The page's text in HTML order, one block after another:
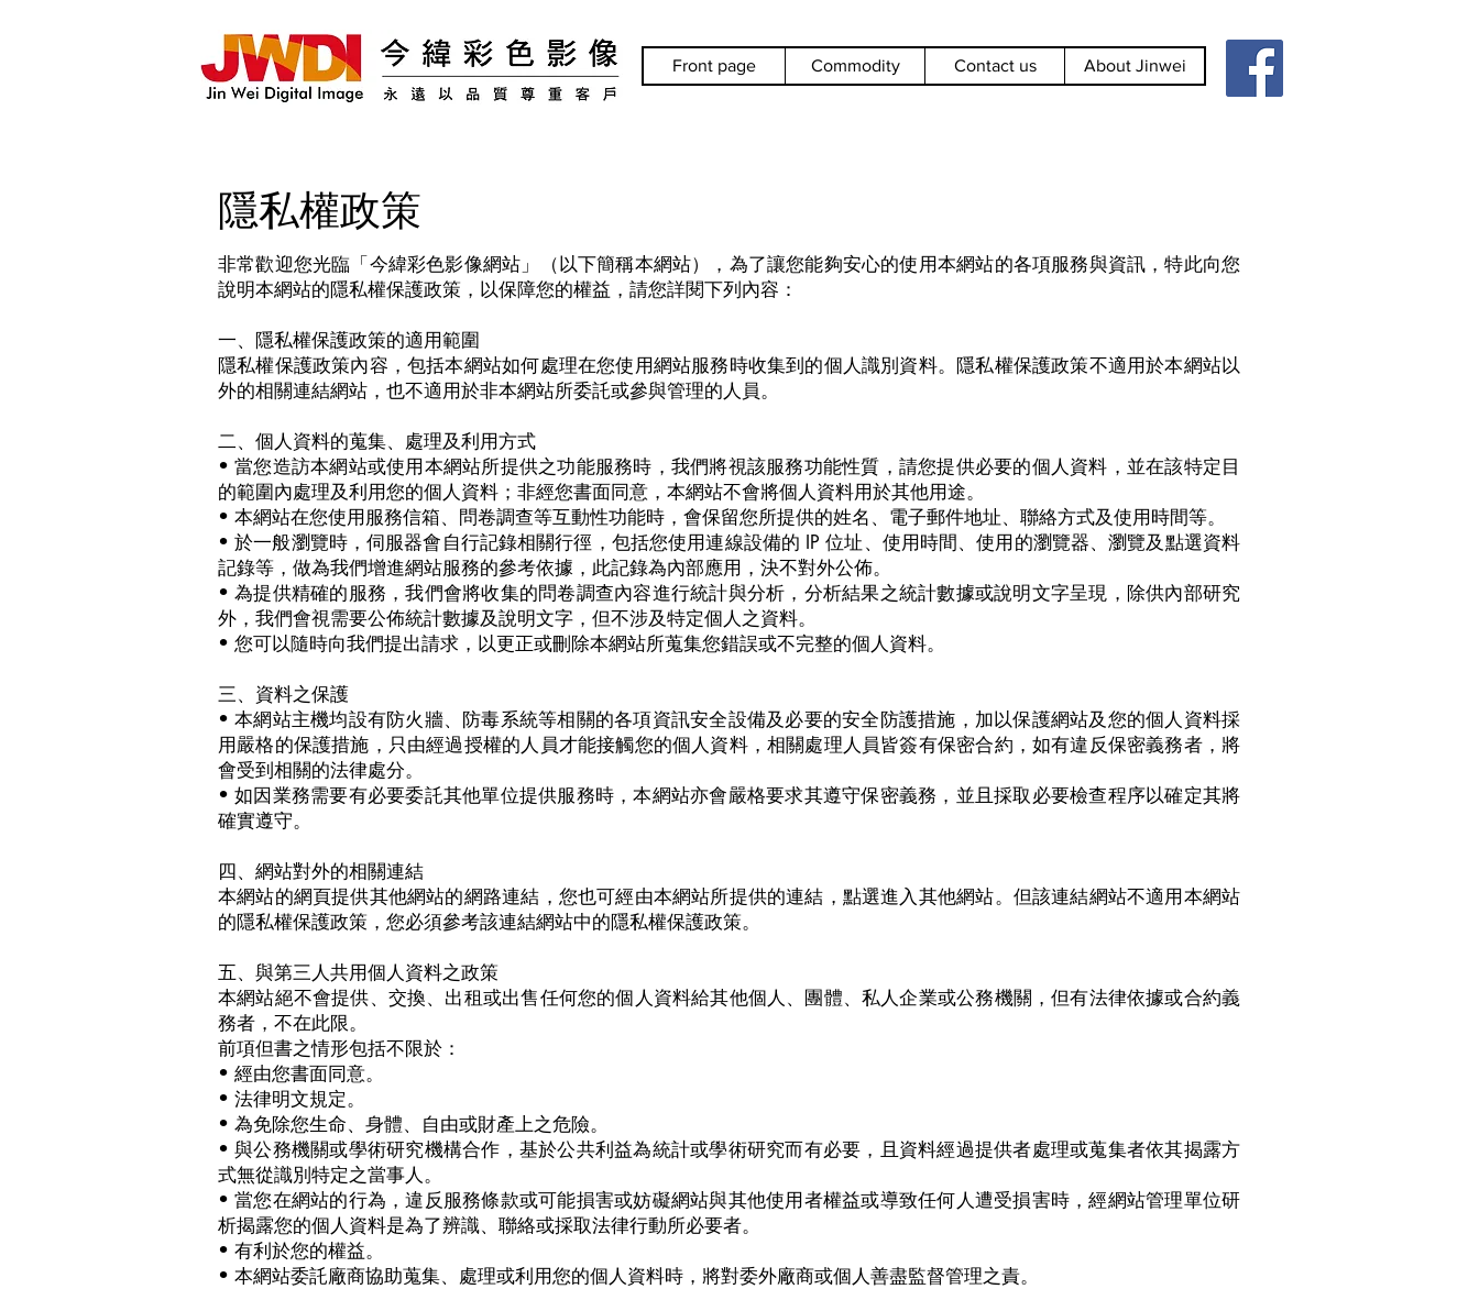
Front page Commodity Contact us About Jinwei
​隱私權政策
非常歡迎您光臨「今緯彩色影像網站」（以下簡稱本網站），為了讓您能夠安心的使用本網站的各項服務與資訊，特此向您
說明本網站的隱私權保護政策，以保障您的權益，請您詳閱下列內容：
一、隱私權保護政策的適用範圍
隱私權保護政策內容，包括本網站如何處理在您使用網站服務時收集到的個人識別資料。隱私權保護政策不適用於本網站以
外的相關連結網站，也不適用於非本網站所委託或參與管理的人員。
二、個人資料的蒐集、處理及利用方式
• 當您造訪本網站或使用本網站所提供之功能服務時，我們將視該服務功能性質，請您提供必要的個人資料，並在該特定目
的範圍內處理及利用您的個人資料；非經您書面同意，本網站不會將個人資料用於其他用途。
• 本網站在您使用服務信箱、問卷調查等互動性功能時，會保留您所提供的姓名、電子郵件地址、聯絡方式及使用時間等。
• 於一般瀏覽時，伺服器會自行記錄相關行徑，包括您使用連線設備的 IP 位址、使用時間、使用的瀏覽器、瀏覽及點選資料
記錄等，做為我們增進網站服務的參考依據，此記錄為內部應用，決不對外公佈。
• 為提供精確的服務，我們會將收集的問卷調查內容進行統計與分析，分析結果之統計數據或說明文字呈現，除供內部研究
外，我們會視需要公佈統計數據及說明文字，但不涉及特定個人之資料。
• 您可以隨時向我們提出請求，以更正或刪除本網站所蒐集您錯誤或不完整的個人資料。
三、資料之保護
• 本網站主機均設有防火牆、防毒系統等相關的各項資訊安全設備及必要的安全防護措施，加以保護網站及您的個人資料採
用嚴格的保護措施，只由經過授權的人員才能接觸您的個人資料，相關處理人員皆簽有保密合約，如有違反保密義務者，將
會受到相關的法律處分。
• 如因業務需要有必要委託其他單位提供服務時，本網站亦會嚴格要求其遵守保密義務，並且採取必要檢查程序以確定其將
確實遵守。
四、網站對外的相關連結
本網站的網頁提供其他網站的網路連結，您也可經由本網站所提供的連結，點選進入其他網站。但該連結網站不適用本網站
的隱私權保護政策，您必須參考該連結網站中的隱私權保護政策。
五、與第三人共用個人資料之政策
本網站絕不會提供、交換、出租或出售任何您的個人資料給其他個人、團體、私人企業或公務機關，但有法律依據或合約義
務者，不在此限。
前項但書之情形包括不限於：
• 經由您書面同意。
• 法律明文規定。
• 為免除您生命、身體、自由或財產上之危險。
• 與公務機關或學術研究機構合作，基於公共利益為統計或學術研究而有必要，且資料經過提供者處理或蒐集者依其揭露方
式無從識別特定之當事人。
• 當您在網站的行為，違反服務條款或可能損害或妨礙網站與其他使用者權益或導致任何人遭受損害時，經網站管理單位研
析揭露您的個人資料是為了辨識、聯絡或採取法律行動所必要者。
• 有利於您的權益。
• 本網站委託廠商協助蒐集、處理或利用您的個人資料時，將對委外廠商或個人善盡監督管理之責。